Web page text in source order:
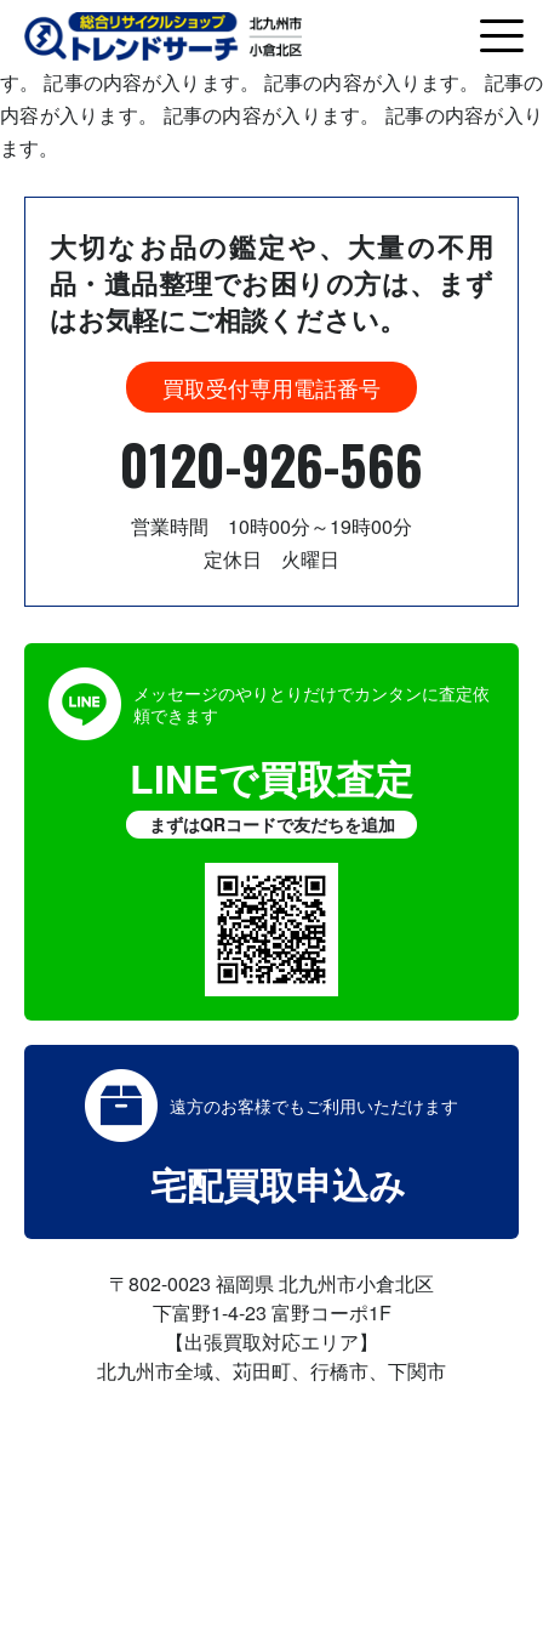
記事の内容が入ります。 記事の内容が入ります。 記事の内容
が入ります。 記事の内容が入ります。 記事の内容が入りま
す。 記事の内容が入ります。 記事の内容が入ります。 記事の
内容が入ります。 記事の内容が入ります。 記事の内容が入り
ます。
大切なお品の鑑定や、大量の不用
品・遺品整理でお困りの方は、
まず
はお気軽にご相談ください。
買取受付専用電話番号
0120-926-566
営業時間 10時00分～19時00分
定休日 火曜日
メッセージのやりとりだけでカンタンに査定依
頼できます
LINEで買取査定
まずはQRコードで友だちを追加
遠方のお客様でもご利用いただけます
宅配買取申込み
〒802-0023 福岡県 北九州市小倉北区
下富野1-4-23 富野コーポ1F
【出張買取対応エリア】
北九州市全域、苅田町、行橋市、下関市